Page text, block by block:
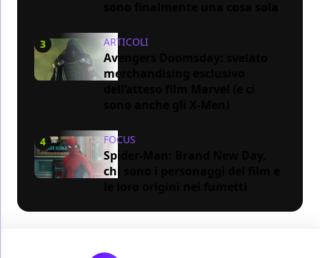
3 ARTICOLI
Avengers Doomsday: svelato
merchandising esclusivo
4 FOCUS
Spider-Man: Brand New Day,
chi sono i personaggi del film e